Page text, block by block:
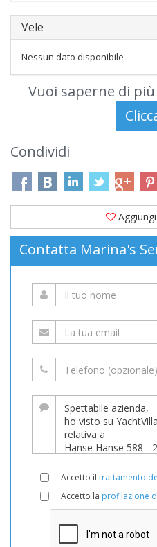
Vele
Nessun dato disponibile
Vuoi saperne di
Condividi
Contatta Marina's
Accetto il trattamento
Accetto la profilazione